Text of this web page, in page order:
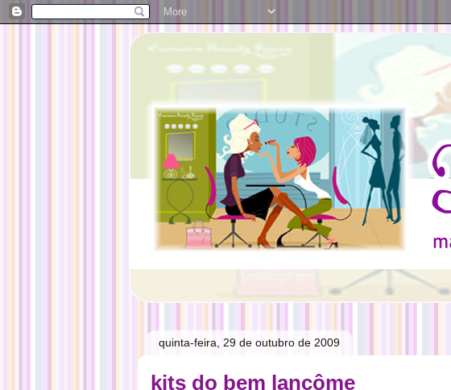
quinta-feira, 29 de outubro de 2009
kits do bem lancôme